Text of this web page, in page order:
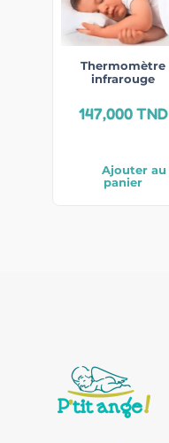
Thermomètre
infrarouge
147,000TND
Ajouter au
panier